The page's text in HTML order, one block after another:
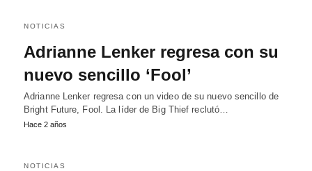
NOTICIAS
Adrianne Lenker regresa con su
nuevo sencillo ‘Fool’
Adrianne Lenker regresa con un video de su nuevo sencillo de
Bright Future, Fool. La líder de Big Thief reclutó…
Hace 2 años
NOTICIAS